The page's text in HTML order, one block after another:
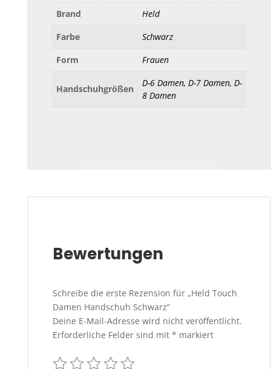
Brand
Held
Farbe
Schwarz
Form
Frauen
Handschuhgrößen
D-6 Damen, D-7 Damen, D-
8 Damen
Bewertungen
Schreibe die erste Rezension für „Held Touch
Damen Handschuh Schwarz“
Deine E-Mail-Adresse wird nicht veröffentlicht.
Erforderliche Felder sind mit * markiert